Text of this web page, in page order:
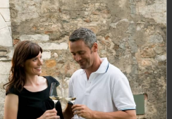
EUR 13,00